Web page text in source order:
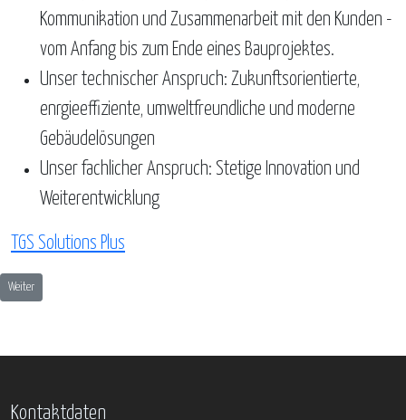
Kommunikation und Zusammenarbeit mit den Kunden -
vom Anfang bis zum Ende eines Bauprojektes.
Unser technischer Anspruch: Zukunftsorientierte,
enrgieeffiziente, umweltfreundliche und moderne
Gebäudelösungen
Unser fachlicher Anspruch: Stetige Innovation und
Weiterentwicklung
TGS Solutions Plus
Nächster Beitrag: Augustinum gGmbH
Weiter
Kontaktdaten